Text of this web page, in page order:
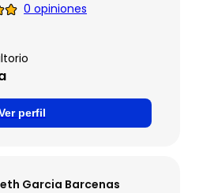
0 opiniones
perfil
Garcia Barcenas